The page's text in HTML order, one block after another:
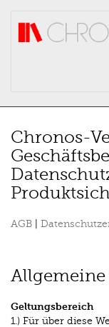
Chronos-
AGB
Allgemeine
Geltungsbereich
1.) Für über diese